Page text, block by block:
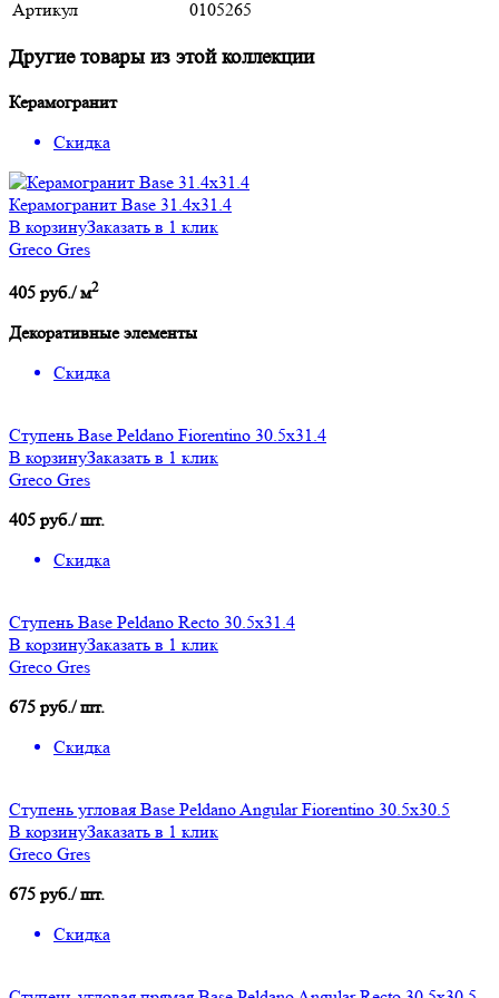
Артикул 0105265
Другие товары из этой коллекции
Керамогранит
Скидка
Керамогранит Base 31.4х31.4
В корзинуЗаказать в 1 клик
Greco Gres
405 руб./ м2
Декоративные элементы
Скидка
Ступень Base Peldano Fiorentino 30.5x31.4
В корзинуЗаказать в 1 клик
Greco Gres
405 руб./ шт.
Скидка
Ступень Base Peldano Recto 30.5x31.4
В корзинуЗаказать в 1 клик
Greco Gres
675 руб./ шт.
Скидка
Ступень угловая Base Peldano Angular Fiorentino 30.5х30.5
В корзинуЗаказать в 1 клик
Greco Gres
675 руб./ шт.
Скидка